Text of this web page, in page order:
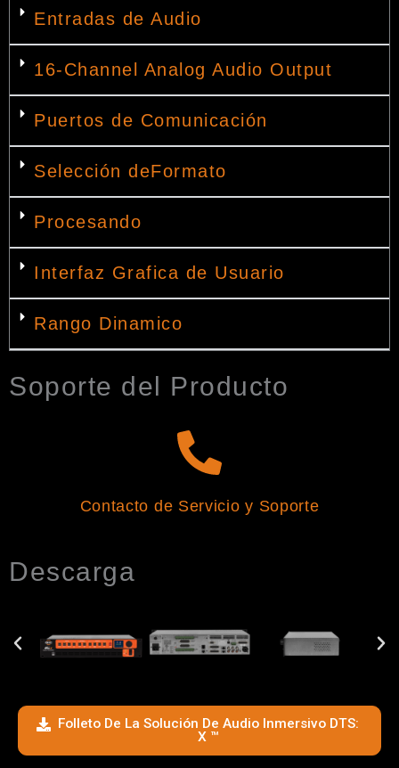
Entradas de Audio
16-Channel Analog Audio Output
Puertos de Comunicación
Selección deFormato
Procesando
Interfaz Grafica de Usuario
Rango Dinamico
Soporte del Producto
Contacto de Servicio y Soporte
Descarga
Folleto De La Solución De Audio Inmersivo DTS:
X ™